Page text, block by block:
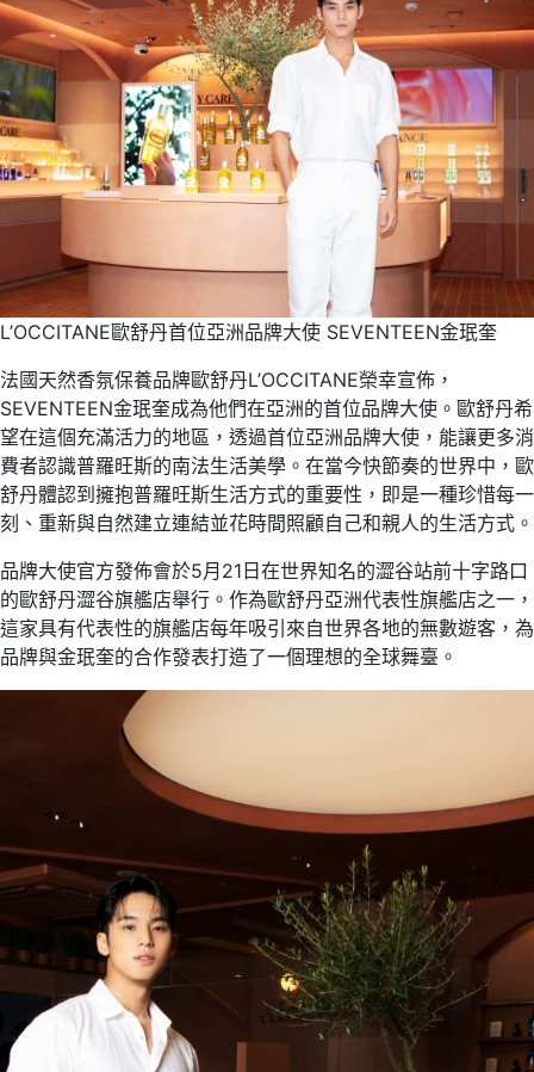
L’OCCITANE歐舒丹首位亞洲品牌大使 SEVENTEEN金珉奎
法國天然香氛保養品牌歐舒丹L’OCCITANE榮幸宣佈，
SEVENTEEN金珉奎成為他們在亞洲的首位品牌大使。歐舒丹希
望在這個充滿活力的地區，透過首位亞洲品牌大使，能讓更多消
費者認識普羅旺斯的南法生活美學。在當今快節奏的世界中，歐
舒丹體認到擁抱普羅旺斯生活方式的重要性，即是一種珍惜每一
刻、重新與自然建立連結並花時間照顧自己和親人的生活方式。
品牌大使官方發佈會於5月21日在世界知名的澀谷站前十字路口
的歐舒丹澀谷旗艦店舉行。作為歐舒丹亞洲代表性旗艦店之一，
這家具有代表性的旗艦店每年吸引來自世界各地的無數遊客，為
品牌與金珉奎的合作發表打造了一個理想的全球舞臺。